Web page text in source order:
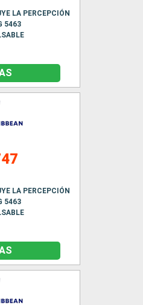
LA PERCEPCIÓN
5463
LA PERCEPCIÓN
5463